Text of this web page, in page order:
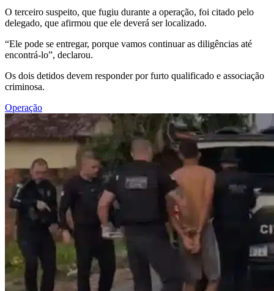
O terceiro suspeito, que fugiu durante a operação, foi citado pelo
delegado, que afirmou que ele deverá ser localizado.
“Ele pode se entregar, porque vamos continuar as diligências até
encontrá-lo”, declarou.
Os dois detidos devem responder por furto qualificado e associação
criminosa.
Operação